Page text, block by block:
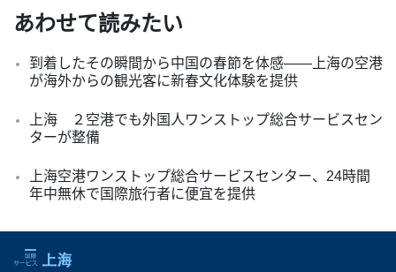
あわせて読みたい
到着したその瞬間から中国の春節を体感――上海の空港
が海外からの観光客に新春文化体験を提供
上海 ２空港でも外国人ワンストップ総合サービスセン
ターが整備
上海空港ワンストップ総合サービスセンター、24時間
年中無休で国際旅行者に便宜を提供